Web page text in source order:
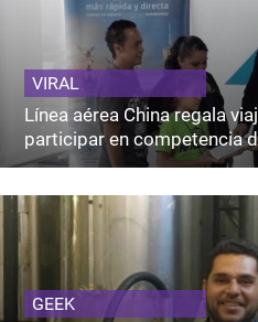
VIRAL
Línea aérea China regala
participar en competencia
GEEK